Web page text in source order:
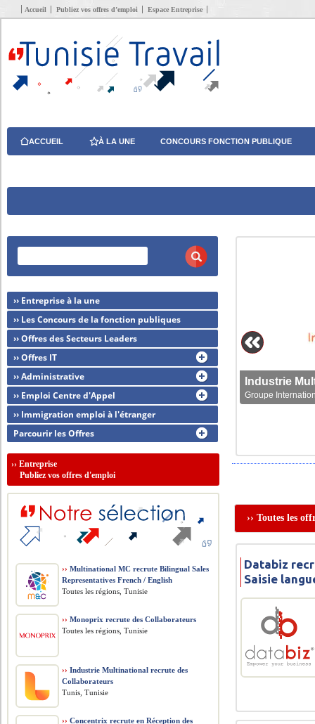
Accueil Publiez vos offres d’emploi Espace Entreprise
ACCUEIL À LA UNE CONCOURS FONCTION PUBLIQUE
Groupe
›› Toutes les
Databiz
Saisie
›› Entreprise à la une
›› Les Concours de la fonction publiques
›› Offres des Secteurs Leaders
›› Offres IT
›› Administrative
›› Emploi Centre d'Appel
›› Immigration emploi à l'étranger
Parcourir les Offres
››Entreprise
Publiez vos offres d'emploi
›› Multinational MC recrute Bilingual Sales
Representatives French / English
Toutes les régions, Tunisie
›› Monoprix recrute des Collaborateurs
Toutes les régions, Tunisie
›› Industrie Multinational recrute des
Collaborateurs
Tunis, Tunisie
›› Concentrix recrute en Réception des